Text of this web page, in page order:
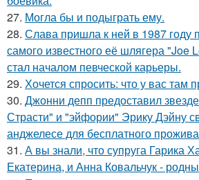
27. Могла бы и подыграть ему.
28. Слава пришла к ней в 1987 году
самого известного её шлягера "Joe
стал началом певческой карьеры.
29. Хочется спросить: что у вас там
30. Джонни депп предоставил
Страсти" и "эйфории" Эрику Дэйну
анджелесе для бесплатного
31. А вы знали, что супруга Гарика
Екатерина, и Анна Ковальчук -